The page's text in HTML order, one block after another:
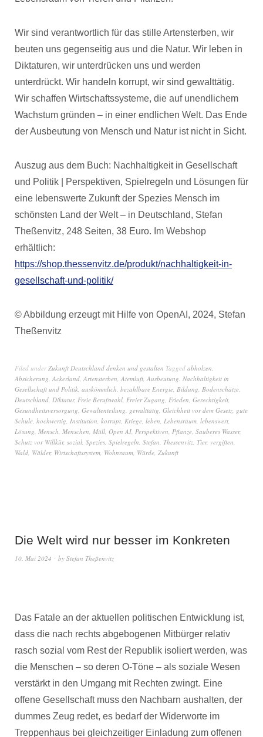
Wir sind verantwortlich für das stille Artensterben, wir
beuten uns gegenseitig aus und die Natur. Wir leben in
Diktaturen, wir unterdrücken uns und werden
unterdrückt. Wir handeln korrupt, wir sind gewalttätig.
Wir schaffen Wirtschaftssysteme, die auf unendlichem
Wachstum gründen – in einer endlichen Welt. Das Ende
der Ausbeutung von Mensch und Natur ist nicht in Sicht.
Auszug aus dem Buch: Nachhaltigkeit in Gesellschaft
und Politik | Perspektiven, Spielregeln und Lösungen für
eine lebenswerte Zukunft der Spezies Mensch im
schönsten Land der Welt – in Deutschland, Stefan
Theßenvitz, 248 Seiten, 38 Euro. Im Webshop
erhältlich:
https://shop.thessenvitz.de/produkt/nachhaltigkeit-in-
gesellschaft-und-politik/
© Abbildung erzeugt mit Hilfe von OpenAI, 2024, Stefan
Theßenvitz
Filed underZukunft Deutschland denken und gestalten Tagged abholzen,
Absicherung, Ackerland, Artensterben, Atemluft, Ausbeutung. Nachhaltigkeit in
Gesellschaft und Politik, auskömmlich, bezahlbare Energie, Bildung, Bodenschätze,
Deutschland, Diktatur, Freie Berufswahl, Freier Zugang, Frieden, Gerechtigkeit,
Gesundheitsversorgung, Gewaltenteilung, gewalttätig, Gleichheit vor dem Gesetz, gute
Schule, hochwertig, Institution, korrupt, Kriege, leben, Lebensraum, lebenswert,
Lösung, Mensch, Menschen, Müll, Open AI, Perspektiven, Pflanze, Sauberes Wasser,
Schutz vor Willkür, sozial, Spezies, Spielregeln, Stefan, Thessenvitz, Tier, vergiften,
Wald, Wälder, Wirtschaftssystem, Wohnraum, Würde, Zukunft
Die Welt wird nur besser im Konkreten
10. Mai 2024 by Stefan Theßenvitz
Das Fatale an der aktuellen politischen Entwicklung ist,
dass die nach rechts abgebogenen Mitbürger relativ
rasch sozial vom Rest der Republik isoliert werden, was
die Menschen – so deren O-Töne – als soziale Wesen
verstärkt in den Umgang mit Rechten zwingt. Eine
offene Gesellschaft muss den Nachbarn aushalten, der
dummes Zeug redet, es bedarf der Widerworte im
Treppenhaus bei gleichzeitiger Einladung zum offenen